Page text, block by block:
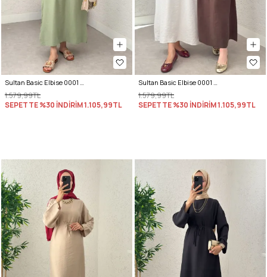
Sultan Basic Elbise 0001 - SU YEŞİLİ
1.579,99TL
SEPETTE %30 İNDİRİM1.105,99TL
Sultan Basic Elbise 0001 - KAHVRENGİ
1.579,99TL
SEPETTE %30 İNDİRİM1.105,99TL